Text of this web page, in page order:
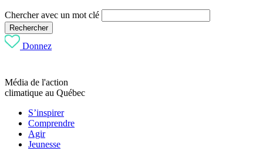
Chercher avec un mot clé
Rechercher
Donnez
Média de l'action
climatique au Québec
S’inspirer
Comprendre
Agir
Jeunesse